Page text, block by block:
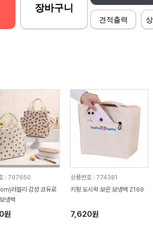
견적출력
장바구니
: 797650
러블리 감성 코듀로
냉백
원
상품번호 : 774381
키핑 도시락 보온 보냉백 Z169
7,620원